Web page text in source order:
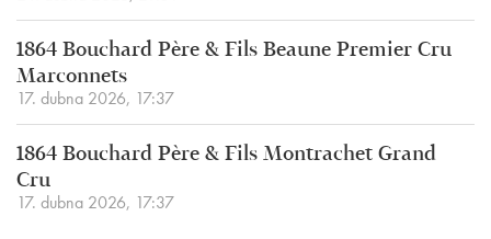
1864 Bouchard Père & Fils Beaune Premier Cru
Marconnets
17. dubna 2026, 17:37
1864 Bouchard Père & Fils Montrachet Grand
Cru
17. dubna 2026, 17:37